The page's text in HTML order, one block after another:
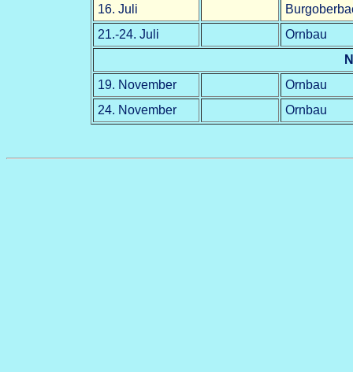
16. Juli
21.-24. Juli
Ornbau
19. November
Ornbau
24. November
Ornbau